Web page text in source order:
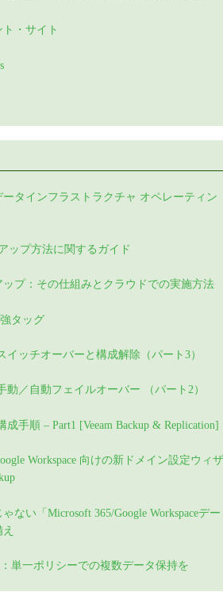
・サイト
タインフラストラクチャ オペレーティン
ップ方法に関するガイド
プ：その仕組みとクラウドでの実施方法
タッグ
イッチオーバーと構成解除（パート3）
動／自動フェイルオーバー （パート2）
成手順 – Part1 [Veeam Backup & Replication]
Workspace 向けの新ドメイン設定ウィザ
ない「Microsoft 365/Google Workspaceデー
単一ポリシーでの複数データ保持を